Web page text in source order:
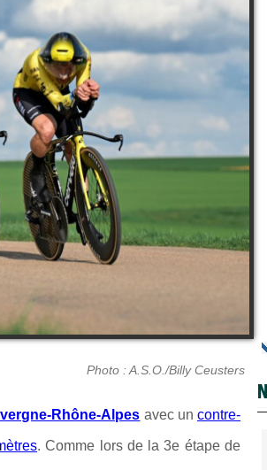
Photo : A.S.O./Billy Ceusters
Rhône-Alpes avec un contre-
. Comme lors de la 3e étape de